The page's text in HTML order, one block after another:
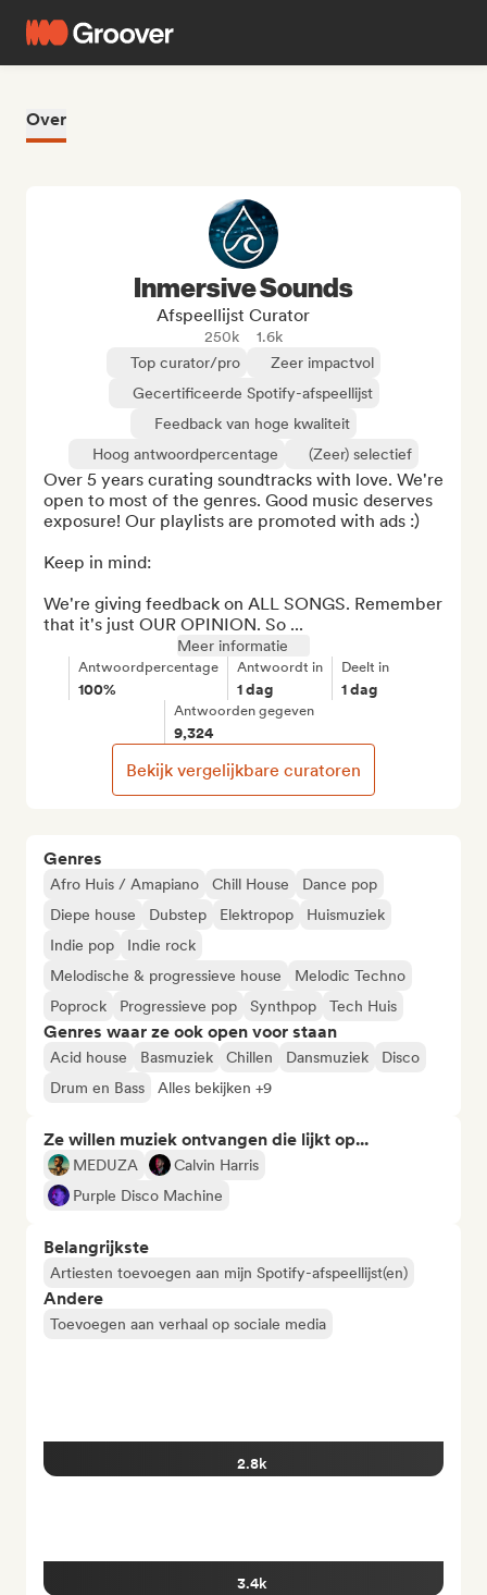
Over
Genres
Afro Huis / Amapiano Chill House
Dance pop
Diepe house
Dubstep Elektropop
Huismuziek
Indie pop
Indie rock
Melodische & progressieve house
Melodic Techno
Poprock
Progressieve pop Synthpop Tech Huis
Genres waar ze ook open voor staan
Acid house Basmuziek Chillen Dansmuziek
Disco
Drum en Bass
Alles bekijken +9
Ze willen muziek ontvangen die lijkt op...
MEDUZA
Calvin Harris
Purple Disco Machine
Belangrijkste
Artiesten toevoegen aan mijn Spotify-afspeellijst(en)
Andere
Toevoegen aan verhaal op sociale media
2.8k
3.4k
Inmersive Sounds
Afspeellijst Curator
250k
1.6k
Top curator/pro
Zeer impactvol
Gecertificeerde Spotify-afspeellijst
Feedback van hoge kwaliteit
Hoog antwoordpercentage
(Zeer) selectief
Over 5 years curating soundtracks with love. We're
open to most of the genres. Good music deserves
exposure! Our playlists are promoted with ads :)
Keep in mind:
We're giving feedback on ALL SONGS. Remember
that it's just OUR OPINION. So ...
Meer informatie
Antwoordpercentage
100%
Antwoordt in
1 dag
Deelt in
1 dag
Antwoorden gegeven
9,324
Bekijk vergelijkbare curatoren